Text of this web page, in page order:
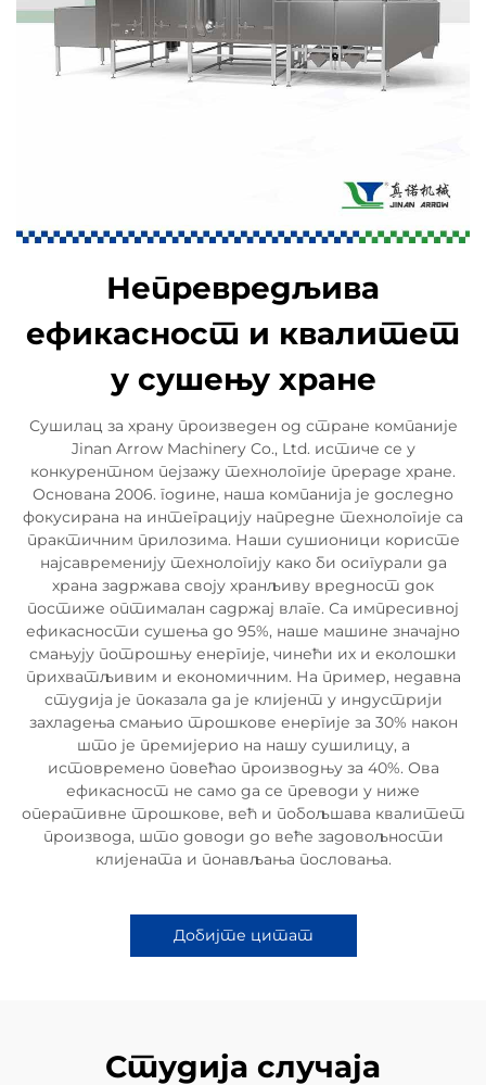
Непревредљива
ефикасност и квалитет
у сушењу хране
Сушилац за храну произведен од стране компаније
Jinan Arrow Machinery Co., Ltd. истиче се у
конкурентном пејзажу технологије прераде хране.
Основана 2006. године, наша компанија је доследно
фокусирана на интеграцију напредне технологије са
практичним прилозима. Наши сушионици користе
најсавременију технологију како би осигурали да
храна задржава своју хранљиву вредност док
постиже оптималан садржај влаге. Са импресивној
ефикасности сушења до 95%, наше машине значајно
смањују потрошњу енергије, чинећи их и еколошки
прихватљивим и економичним. На пример, недавна
студија је показала да је клијент у индустрији
захладења смањио трошкове енергије за 30% након
што је премијерио на нашу сушилицу, а
истовремено повећао производњу за 40%. Ова
ефикасност не само да се преводи у ниже
оперативне трошкове, већ и побољшава квалитет
производа, што доводи до веће задовољности
клијената и понављања пословања.
Добијте цитат
Студија случаја